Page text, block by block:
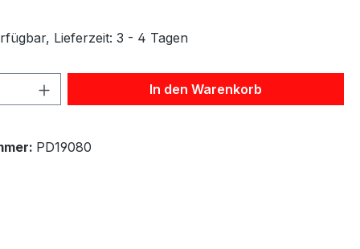
Lieferzeit: 3 - 4 Tagen
Anzahl: Gib den gewünschten Wert
In den Warenkorb
PD19080